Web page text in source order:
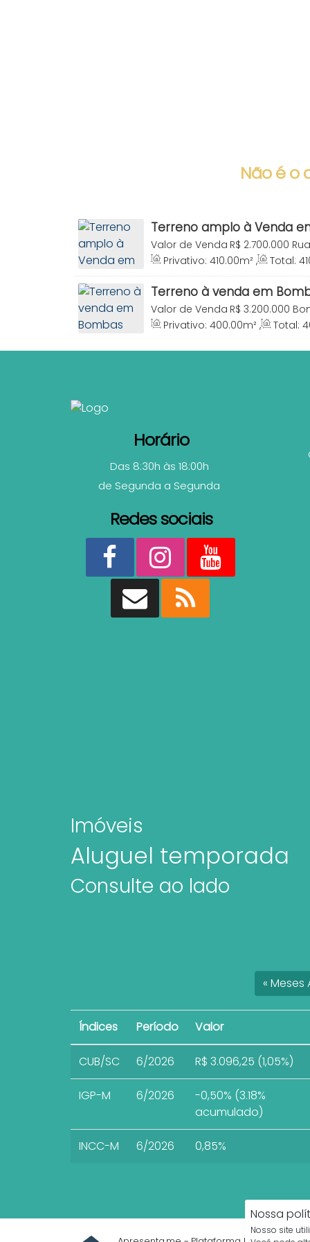
Nossa
Nosso site
Não é o
Terreno amplo à Venda
Bombinhas SC
R$ 2.700.000
Valor de Venda
Centro, Bombinhas, Santa
Privativo: 410.00m² , Total:
Terreno: 410.00m² , Frente: 17.00
Terreno à venda em
R$ 3.200.000
Valor de Venda
Catarina, Brasil
Privativo: 400.00m² , Total:
Horário
Das 8:30h às 18:00h
de Segunda a Segunda
Redes sociais
Imóveis
Aluguel temporada
Consulte ao lado
« Meses
Índices Período Valor
CUB/SC 6/2026 R$ 3.096,25 (1,05%)
IGP-M 6/2026
-0,50% (3.18%
acumulado)
INCC-M 6/2026 0,85%